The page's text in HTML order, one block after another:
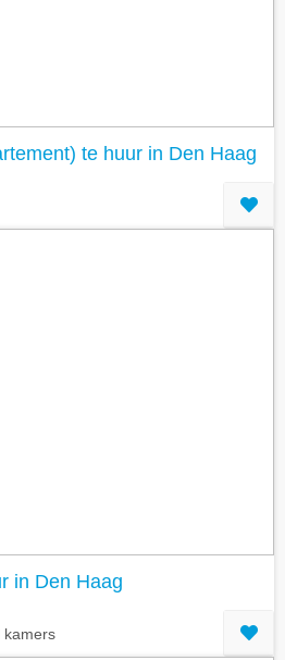
te huur in Den Haag
in Den Haag
kamers